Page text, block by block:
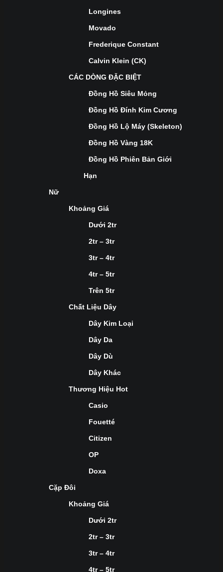
Longines
Movado
Frederique Constant
Calvin Klein (CK)
CÁC DÒNG ĐẶC BIỆT
Đồng Hồ Siêu Mỏng
Đồng Hồ Đính Kim Cương
Đồng Hồ Lộ Máy (Skeleton)
Đồng Hồ Vàng 18K
Đồng Hồ Phiên Bản Giới
Hạn
Nữ
Khoảng Giá
Dưới 2tr
2tr – 3tr
3tr – 4tr
4tr – 5tr
Trên 5tr
Chất Liệu Dây
Dây Kim Loại
Dây Da
Dây Dù
Dây Khác
Thương Hiệu Hot
Casio
Fouetté
Citizen
OP
Doxa
Cặp Đôi
Khoảng Giá
Dưới 2tr
2tr – 3tr
3tr – 4tr
4tr – 5tr